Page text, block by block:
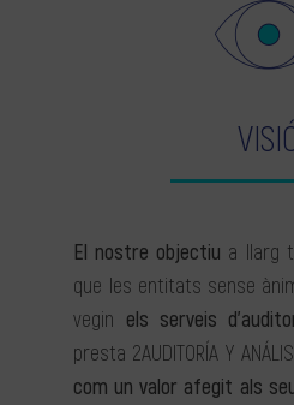
El nostre objectiu a llarg
que les entitats sense
vegin els serveis
presta 2AUDITORÍA Y
com un valor afegit als